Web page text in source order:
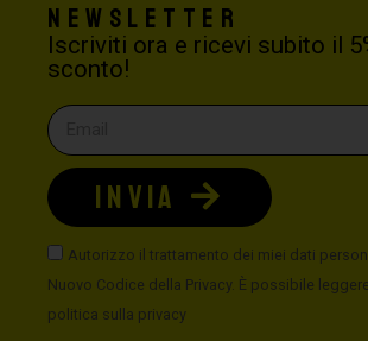
Newsletter
Iscriviti ora e ricevi subito il
sconto!
Autorizzo il trattamento dei miei dati
Nuovo Codice della Privacy. È possibile
politica sulla privacy
INVIA